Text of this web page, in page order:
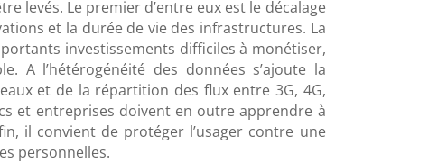
levés. Le premier d’entre eux est le décalage
et la durée de vie des infrastructures. La
investissements difficiles à monétiser,
A l’hétérogénéité des données s’ajoute la
et de la répartition des flux entre 3G, 4G,
et entreprises doivent en outre apprendre à
il convient de protéger l’usager contre une
personnelles.